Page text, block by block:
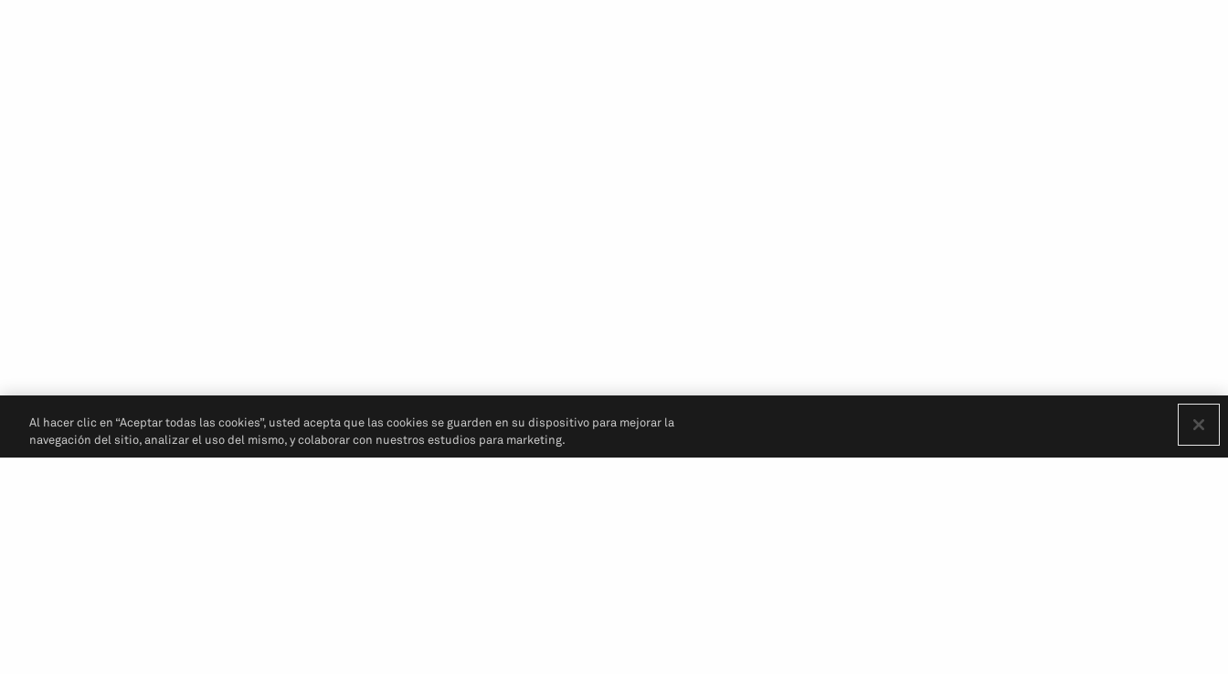
Al hacer clic en “Aceptar todas las cookies”, usted acepta que las cookies se guarden en su dispositivo para mejorar la
navegación del sitio, analizar el uso del mismo, y colaborar con nuestros estudios para marketing.